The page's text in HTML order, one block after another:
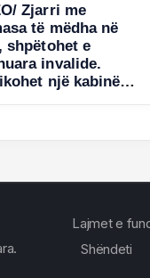
Zjarri me
të mëdha në
shpëtohet e
invalide.
një kabinë
Lajmet e
Shëndeti